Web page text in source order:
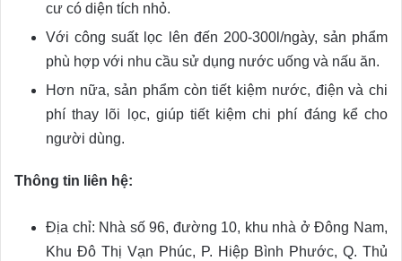
cư có diện tích nhỏ.
Với công suất lọc lên đến 200-300l/ngày, sản phẩm
phù hợp với nhu cầu sử dụng nước uống và nấu ăn.
Hơn nữa, sản phẩm còn tiết kiệm nước, điện và chi
phí thay lõi lọc, giúp tiết kiệm chi phí đáng kể cho
người dùng.
Thông tin liên hệ:
Địa chỉ: Nhà số 96, đường 10, khu nhà ở Đông Nam,
Khu Đô Thị Vạn Phúc, P. Hiệp Bình Phước, Q. Thủ